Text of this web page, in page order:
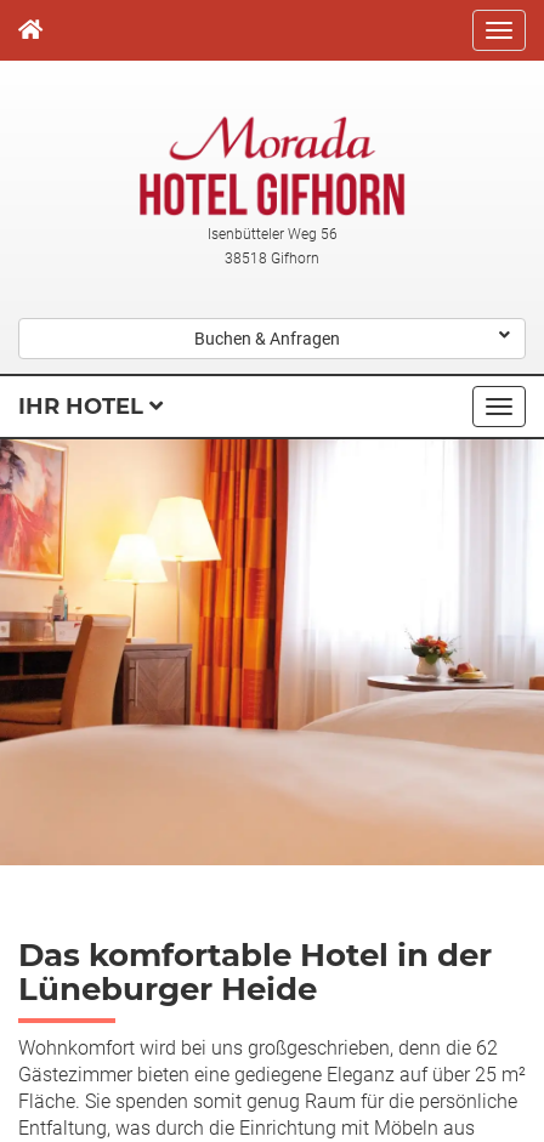
zum
Inhalt
Isenbütteler Weg 56
38518 Gifhorn
Buchen & Anfragen
IHR HOTEL
Das komfortable Hotel in der
Lüneburger Heide
Wohnkomfort wird bei uns großgeschrieben, denn die 62
Gästezimmer bieten eine gediegene Eleganz auf über 25 m²
Fläche. Sie spenden somit genug Raum für die persönliche
Entfaltung, was durch die Einrichtung mit Möbeln aus